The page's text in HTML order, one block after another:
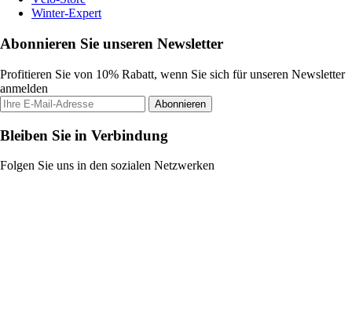
Winter-Expert
Abonnieren Sie unseren Newsletter
Profitieren Sie von 10% Rabatt, wenn Sie sich für unseren Newsletter
anmelden
Abonnieren
Bleiben Sie in Verbindung
Folgen Sie uns in den sozialen Netzwerken